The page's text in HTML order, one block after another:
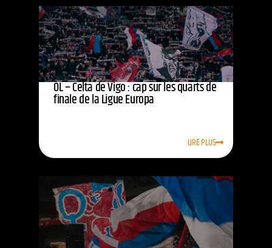
OL – Celta de Vigo : cap sur les quarts de
finale de la Ligue Europa
LIRE PLUS